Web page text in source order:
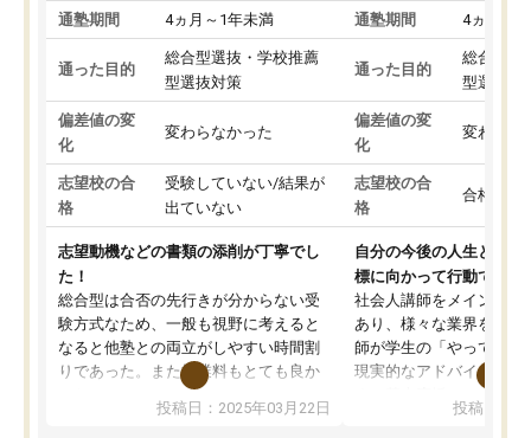
通塾期間 4ヵ月～1年未満
通った目的
総合型選抜・学校推薦
型選抜対策
偏差値の変
化
変わらなかった
志望校の合
格
受験していない/結果が
出ていない
志望動機などの書類の添削が丁寧でし
た！
総合型は合否の先行きが分からない受
験方式なため、一般も視野に考えると
なると他塾との両立がしやすい時間割
りであった。また授業料もとても良か
総合型の多くの塾は大学生が見ること
投稿日：2025年03月22日
通塾期間 4ヵ月～1
通った目的
総合型選
型選抜対
偏差値の変
化
変わらな
志望校の合
格
合格した
自分の今後の人生と真剣
標に向かって行動できる
社会人講師をメインとし
あり、様々な業界を経験
師が学生の「やってみた
現実的なアドバイスを行
分野について学生知識
投稿日：